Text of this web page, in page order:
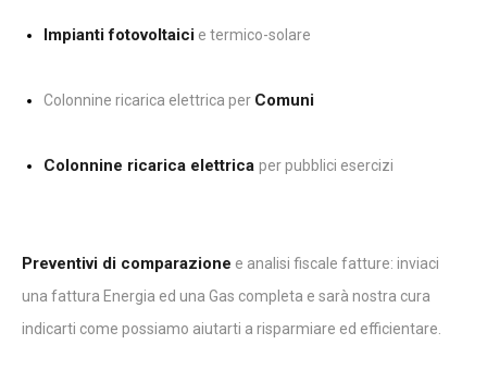
Impianti fotovoltaici e termico-solare
Colonnine ricarica elettrica per Comuni
Colonnine ricarica elettrica per pubblici esercizi
Preventivi di comparazione e analisi fiscale fatture: inviaci
una fattura Energia ed una Gas completa e sarà nostra cura
indicarti come possiamo aiutarti a risparmiare ed efficientare.